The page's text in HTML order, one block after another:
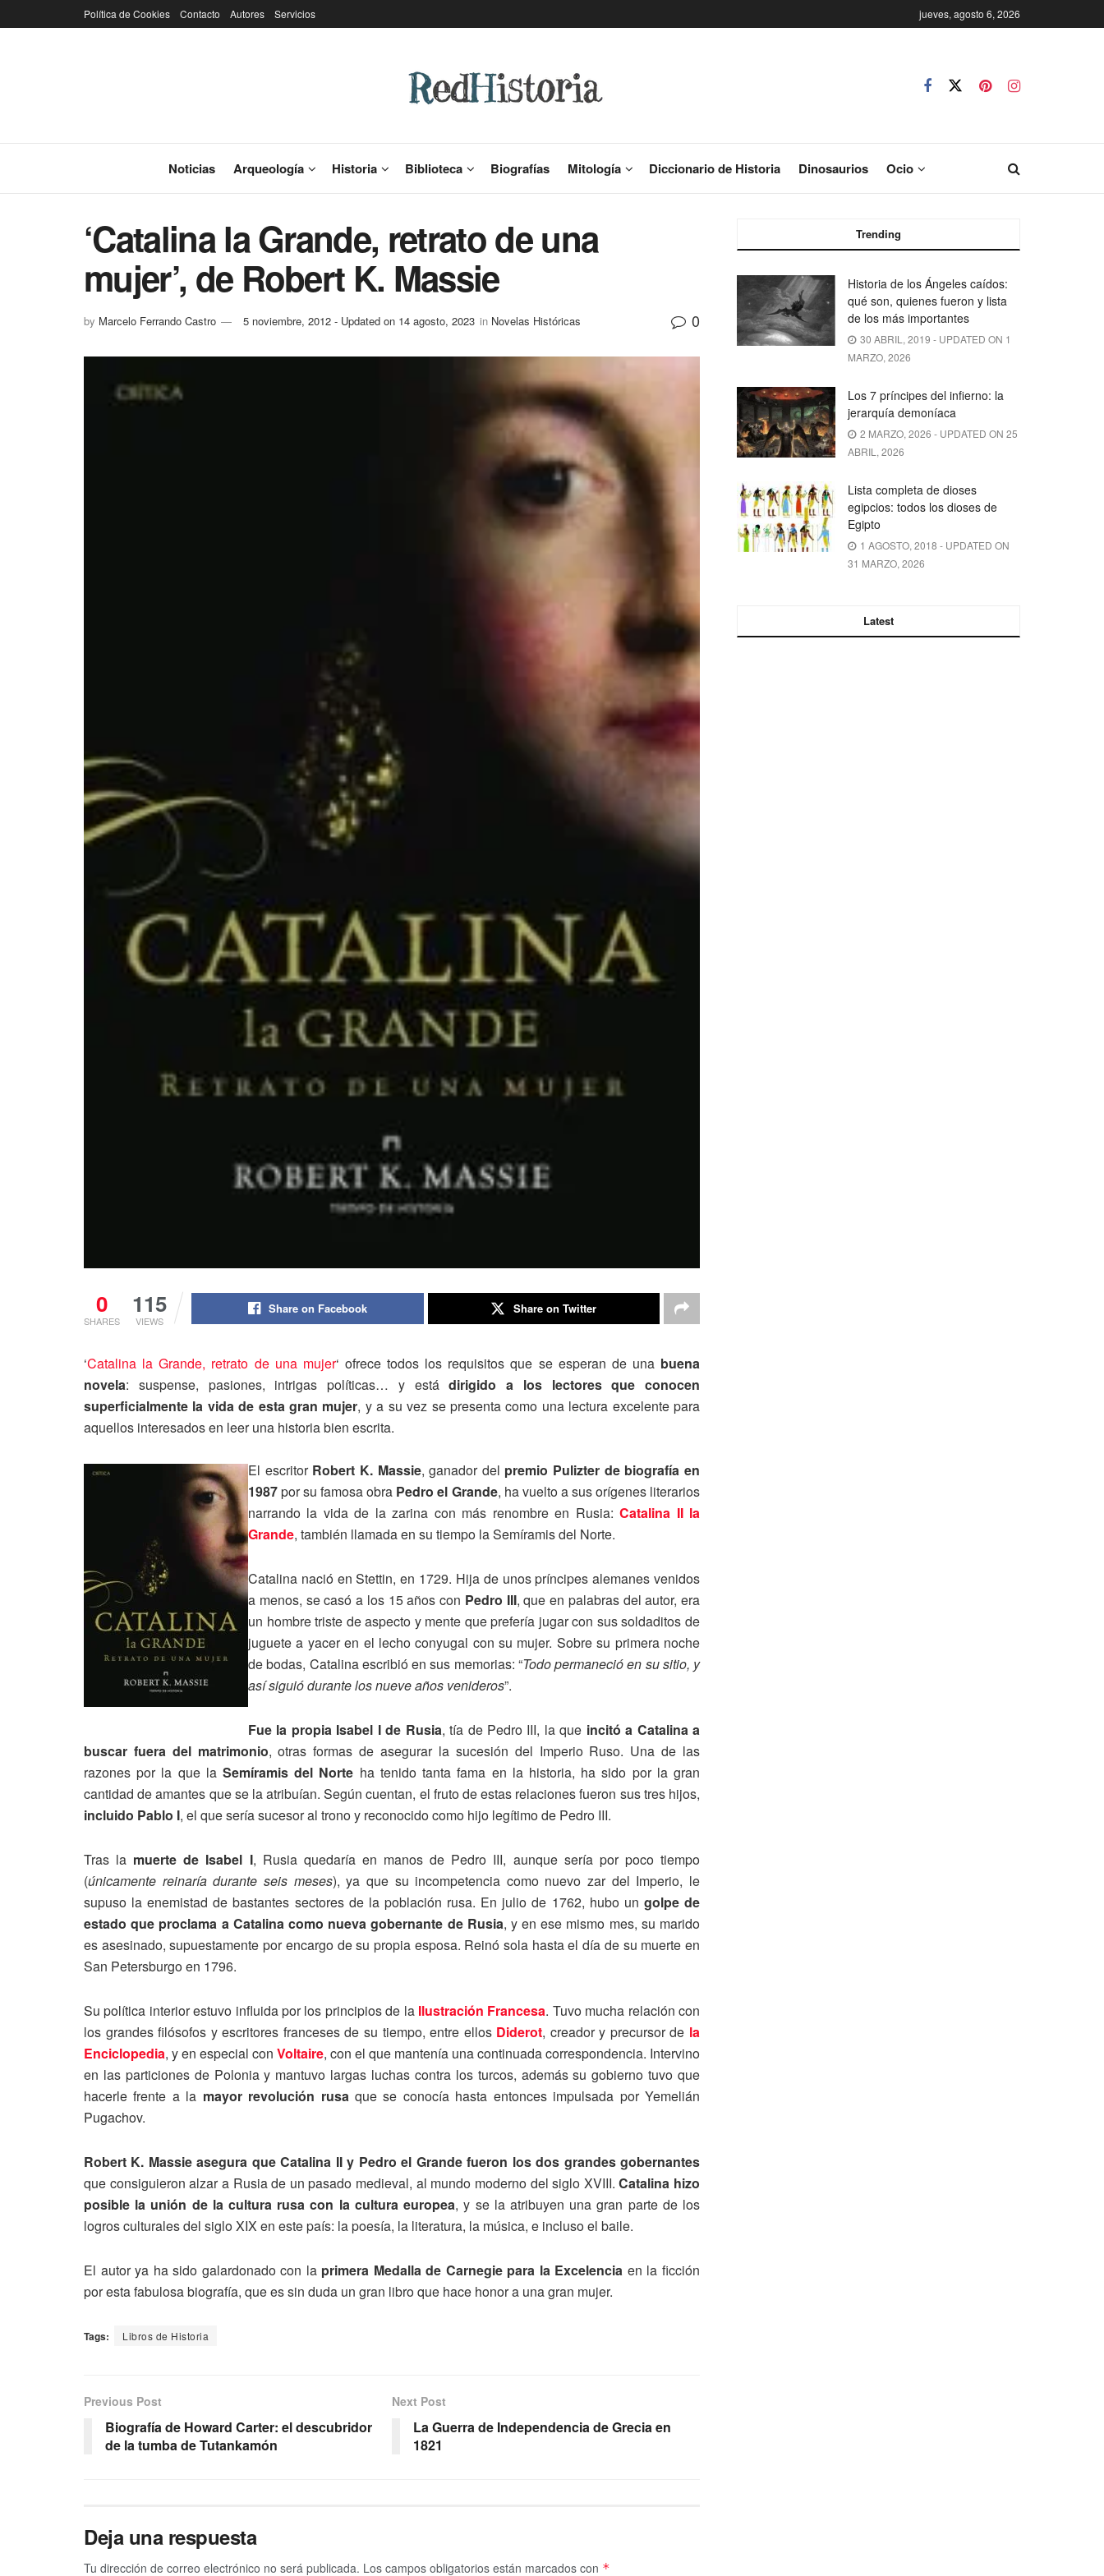
Política de Cookies Contacto Autores Servicios jueves, agosto 6, 2026
Noticias Arqueología Historia Biblioteca Biografías Mitología Diccionario de Historia Dinosaurios Ocio
‘Catalina la Grande, retrato de una
mujer’, de Robert K. Massie
by Marcelo Ferrando Castro 5 noviembre, 2012 - Updated on 14 agosto, 2023 in Novelas Históricas 0
0
SHARES
115
VIEWS
Share on Facebook Share on Twitter
‘Catalina la Grande, retrato de una mujer‘ ofrece todos los requisitos que se esperan de una buena
novela: suspense, pasiones, intrigas políticas… y estádirigido a los lectores que conocen
superficialmente la vida de esta gran mujer, y a su vez se presenta como una lectura excelente para
aquellos interesados en leer una historia bien escrita.
El escritor Robert K. Massie, ganador del premio Pulizter de biografía en
1987por su famosa obra Pedro el Grande, ha vuelto a sus orígenes literarios
narrando la vida de la zarina con más renombre en Rusia:Catalina II la
Grande, también llamada en su tiempo la Semíramis del Norte.
Catalina nació en Stettin, en 1729. Hija de unos príncipes alemanes venidos
a menos, se casó a los 15 años con Pedro III, que en palabras del autor, era
un hombre triste de aspecto y mente que prefería jugar con sus soldaditos de
juguete a yacer en el lecho conyugal con su mujer. Sobre su primera noche
de bodas, Catalina escribió en sus memorias: “Todo permaneció en su sitio, y
así siguió durante los nueve años venideros”.
Fue la propia Isabel I de Rusia, tía de Pedro III, la que incitó a Catalina a
buscar fuera del matrimonio, otras formas de asegurar la sucesión del Imperio Ruso. Una de las
razones por la que laSemíramis del Norte ha tenido tanta fama en la historia, ha sido por la gran
cantidad de amantes que se la atribuían. Según cuentan, el fruto de estas relaciones fueron sus tres hijos,
incluido Pablo I, el que sería sucesor al trono y reconocido como hijo legítimo de Pedro III.
Tras la muerte de Isabel I, Rusia quedaría en manos de Pedro III, aunque sería por poco tiempo
(únicamente reinaría durante seis meses), ya que su incompetencia como nuevo zar del Imperio, le
supuso la enemistad de bastantes sectores de la población rusa. En julio de 1762, hubo un golpe de
estado que proclama a Catalina como nueva gobernante de Rusia, y en ese mismo mes, su marido
es asesinado, supuestamente por encargo de su propia esposa. Reinó sola hasta el día de su muerte en
San Petersburgo en 1796.
Su política interior estuvo influida por los principios de la Ilustración Francesa. Tuvo mucha relación con
los grandes filósofos y escritores franceses de su tiempo, entre ellos Diderot, creador y precursor de la
Enciclopedia, y en especial con Voltaire, con el que mantenía una continuada correspondencia. Intervino
en las particiones de Polonia y mantuvo largas luchas contra los turcos, además su gobierno tuvo que
hacerle frente a la mayor revolución rusaque se conocía hasta entonces impulsada por Yemelián
Pugachov.
Robert K. Massie asegura que Catalina II y Pedro el Grande fueron los dos grandes gobernantes
que consiguieron alzar a Rusia de un pasado medieval, al mundo moderno del siglo XVIII.Catalina hizo
posible la unión de la cultura rusa con la cultura europea, y se la atribuyen una gran parte de los
logros culturales del siglo XIX en este país: la poesía, la literatura, la música, e incluso el baile.
El autor ya ha sido galardonado con la primera Medalla de Carnegie para la Excelencia en la ficción
por esta fabulosa biografía, que es sin duda un gran libro que hace honor a una gran mujer.
Tags: Libros de Historia
Previous Post
Biografía de Howard Carter: el descubridor
de la tumba de Tutankamón
Next Post
La Guerra de Independencia de Grecia en
1821
Deja una respuesta
Tu dirección de correo electrónico no será publicada. Los campos obligatorios están marcados con *
Trending
Historia de los Ángeles caídos:
qué son, quienes fueron y lista
de los más importantes
30 ABRIL, 2019 - UPDATED ON 1
MARZO, 2026
Los 7 príncipes del infierno: la
jerarquía demoníaca
2 MARZO, 2026 - UPDATED ON 25
ABRIL, 2026
Lista completa de dioses
egipcios: todos los dioses de
Egipto
1 AGOSTO, 2018 - UPDATED ON
31 MARZO, 2026
Latest